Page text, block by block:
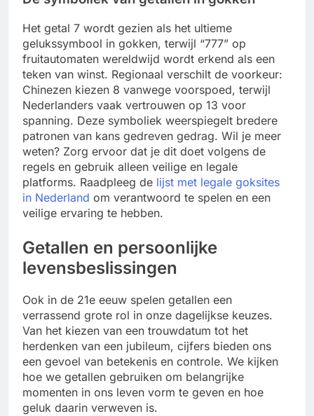
Het getal 7 wordt gezien als het ultieme
gelukssymbool in gokken, terwijl “777” op
fruitautomaten wereldwijd wordt erkend als een
teken van winst. Regionaal verschilt de voorkeur:
Chinezen kiezen 8 vanwege voorspoed, terwijl
Nederlanders vaak vertrouwen op 13 voor
spanning. Deze symboliek weerspiegelt bredere
patronen van kans gedreven gedrag. Wil je meer
weten? Zorg ervoor dat je dit doet volgens de
regels en gebruik alleen veilige en legale
platforms. Raadpleeg de lijst met legale goksites
in Nederland om verantwoord te spelen en een
veilige ervaring te hebben.
Getallen en persoonlijke
levensbeslissingen
Ook in de 21e eeuw spelen getallen een
verrassend grote rol in onze dagelijkse keuzes.
Van het kiezen van een trouwdatum tot het
herdenken van een jubileum, cijfers bieden ons
een gevoel van betekenis en controle. We kijken
hoe we getallen gebruiken om belangrijke
momenten in ons leven vorm te geven en hoe
geluk daarin verweven is.